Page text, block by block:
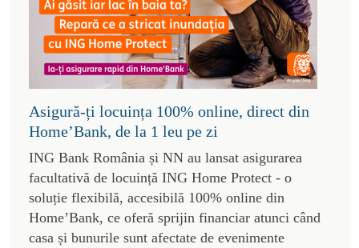
Asigură-ți locuința 100% online, direct din
Home’Bank, de la 1 leu pe zi
ING Bank România și NN au lansat asigurarea
facultativă de locuință ING Home Protect - o
soluție flexibilă, accesibilă 100% online din
Home’Bank, ce oferă sprijin financiar atunci când
casa și bunurile sunt afectate de evenimente